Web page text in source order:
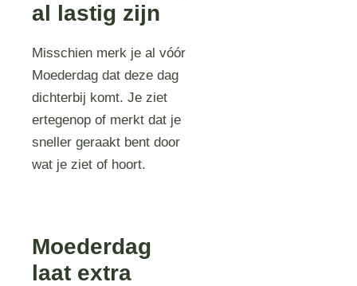
al lastig zijn
Misschien merk je al vóór
Moederdag dat deze dag
dichterbij komt. Je ziet
ertegenop of merkt dat je
sneller geraakt bent door
wat je ziet of hoort.
Moederdag
laat extra